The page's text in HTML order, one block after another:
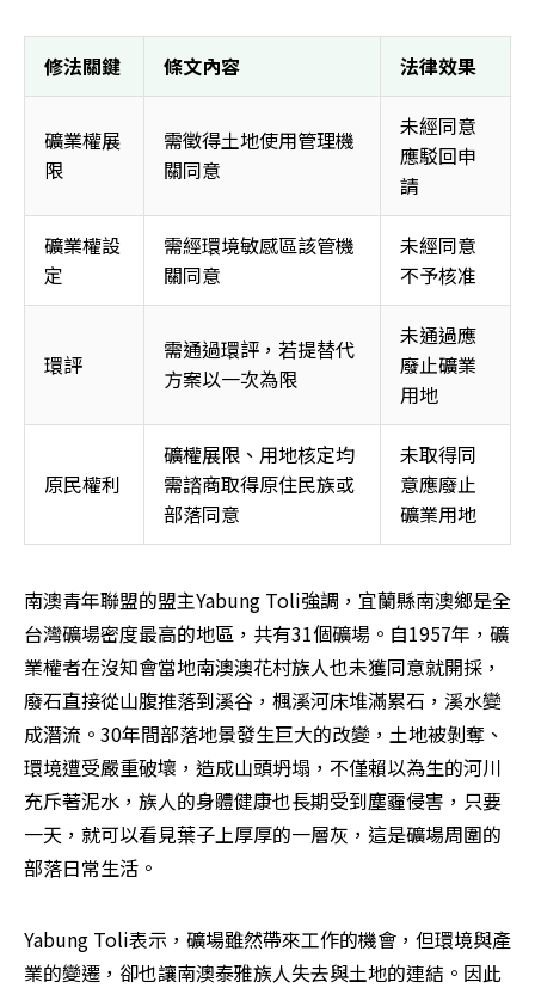
修法關鍵 條文內容 法律效果
礦業權展
限
需徵得土地使用管理機
關同意
未經同意
應駁回申
請
礦業權設
定
需經環境敏感區該管機
關同意
未經同意
不予核准
環評
需通過環評，若提替代
方案以一次為限
未通過應
廢止礦業
用地
礦權展限、用地核定均
需諮商取得原住民族或
部落同意
未取得同
意應廢止
礦業用地
南澳青年聯盟的盟主Yabung Toli強調，宜蘭縣南澳鄉是全
台灣礦場密度最高的地區，共有31個礦場。自1957年，礦
業權者在沒知會當地南澳澳花村族人也未獲同意就開採，
廢石直接從山腹推落到溪谷，楓溪河床堆滿累石，溪水變
成潛流。30年間部落地景發生巨大的改變，土地被剝奪、
環境遭受嚴重破壞，造成山頭坍塌，不僅賴以為生的河川
充斥著泥水，族人的身體健康也長期受到塵霾侵害，只要
一天，就可以看見葉子上厚厚的一層灰，這是礦場周圍的
部落日常生活。
Yabung Toli表示，礦場雖然帶來工作的機會，但環境與產
業的變遷，卻也讓南澳泰雅族人失去與土地的連結。因此